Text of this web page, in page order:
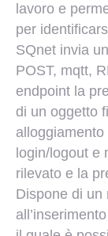
lavoro e
per
SQnet invia
POST, mqtt,
endpoint la
di un oggetto
alloggiamento
login/logout e
rilevato e la
Dispone di un